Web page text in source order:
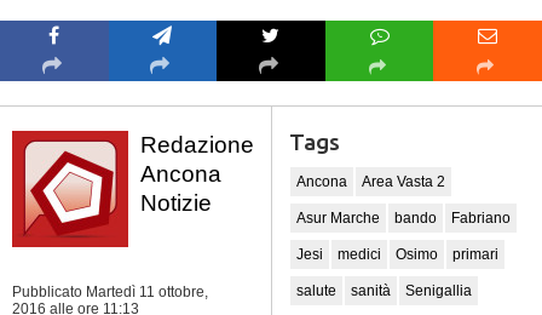
Redazione
Ancona
Notizie
Pubblicato Martedì 11 ottobre,
2016 alle ore 11:13
Tags
Ancona Area Vasta 2
Asur Marche bando Fabriano
Jesi medici Osimo primari
salute sanità Senigallia